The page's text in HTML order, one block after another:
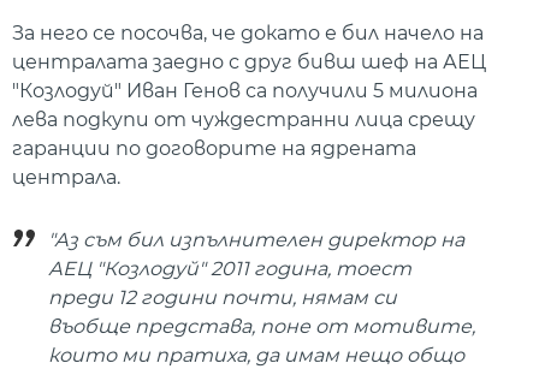
За него се посочва, че докато е бил начело на
централата заедно с друг бивш шеф на АЕЦ
"Козлодуй" Иван Генов са получили 5 милиона
лева подкупи от чуждестранни лица срещу
гаранции по договорите на ядрената
централа.
"Аз съм бил изпълнителен директор на
АЕЦ "Козлодуй" 2011 година, тоест
преди 12 години почти, нямам си
въобще представа, поне от мотивите,
които ми пратиха, да имам нещо общо